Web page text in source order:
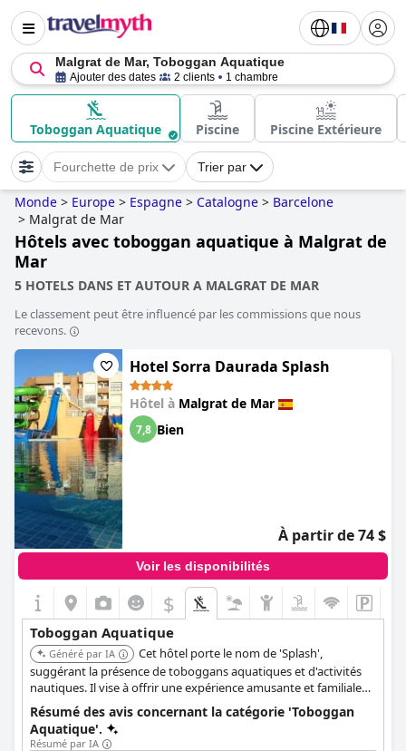
Malgrat de Mar, Toboggan Aquatique
Ajouter des dates 2 clients 1 chambre
Toboggan Aquatique Piscine Piscine Extérieure
Fourchette de prix Trier par
Monde > Europe > Espagne > Catalogne > Barcelone
> Malgrat de Mar
Hôtels avec toboggan aquatique à Malgrat de
Mar
5 HOTELS DANS ET AUTOUR A MALGRAT DE MAR
Le classement peut être influencé par les commissions que nous
recevons.
Hotel Sorra Daurada Splash
Hôtel à Malgrat de Mar
7,8 Bien
À partir de 74 $
Voir les disponibilités
$
Toboggan Aquatique
Généré par IA
Cet hôtel porte le nom de 'Splash',
suggérant la présence de toboggans aquatiques et d'activités
nautiques. Il vise à offrir une expérience amusante et familiale
avec des divertissements aquatiques.
Résumé des avis concernant la catégorie 'Toboggan
Aquatique'.
Résumé par IA